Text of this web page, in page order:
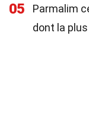
05
Parmalim
dont la